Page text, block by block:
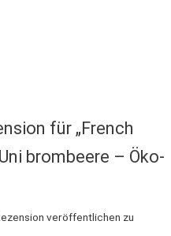
für „French
brombeere – Öko-
veröffentlichen zu